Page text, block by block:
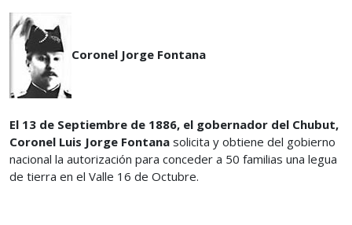
Coronel Jorge Fontana
El 13 de Septiembre de 1886, el gobernador del Chubut,
Coronel Luis Jorge Fontana solicita y obtiene del gobierno
nacional la autorización para conceder a 50 familias una legua
de tierra en el Valle 16 de Octubre.